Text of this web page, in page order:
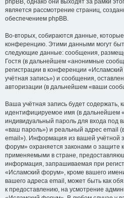
phpBB, однако они выходят за рамки
является рассмотрение страниц,
обеспечением phpBB.
Во-вторых, собираются данные,
конференцию. Этими данными могут
следующие данные: сообщения,
Гостя (в дальнейшем «анонимные
регистрации в конференции
учётная запись») и сообщения,
авторизации (в дальнейшем «ваши
Ваша учётная запись будет содержать,
идентифицируемое имя (в дальнейшем
индивидуальный пароль для входа под
«ваш пароль») и реальный адрес email
email»). Информация из вашей учётной
форум» охраняется законами о
применяемыми в стране,
информация, запрашиваемая при
«Исламский форум», кроме вашего
вашего адреса email, может быть как
к предоставлению, на усмотрение